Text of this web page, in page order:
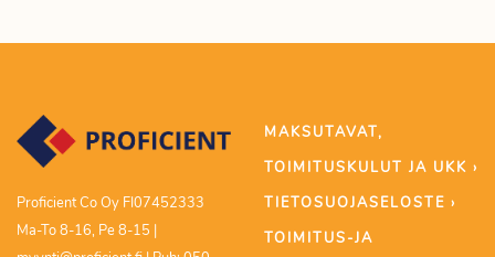
Proficient Co Oy FI07452333
Ma-To 8-16, Pe 8-15 |
MAKSUTAVAT,
TOIMITUSKULUT JA UKK ›
TIETOSUOJASELOSTE ›
TOIMITUS-JA